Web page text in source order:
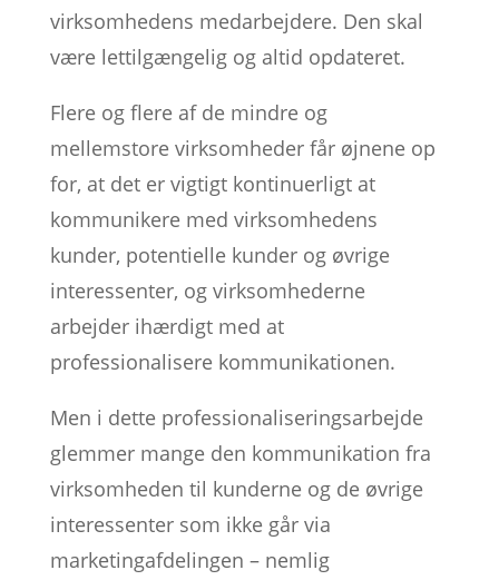
virksomhedens medarbejdere. Den skal
være lettilgængelig og altid opdateret.
Flere og flere af de mindre og
mellemstore virksomheder får øjnene op
for, at det er vigtigt kontinuerligt at
kommunikere med virksomhedens
kunder, potentielle kunder og øvrige
interessenter, og virksomhederne
arbejder ihærdigt med at
professionalisere kommunikationen.
Men i dette professionaliseringsarbejde
glemmer mange den kommunikation fra
virksomheden til kunderne og de øvrige
interessenter som ikke går via
marketingafdelingen – nemlig